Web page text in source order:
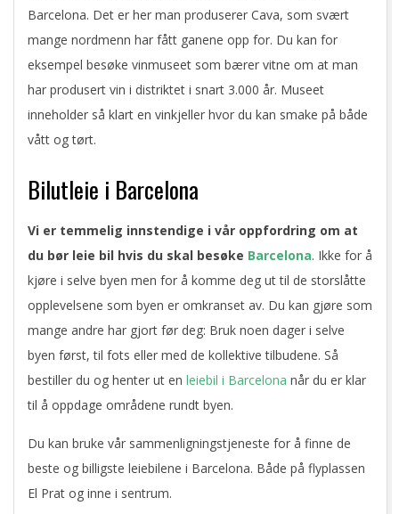
Barcelona. Det er her man produserer Cava, som svært
mange nordmenn har fått ganene opp for. Du kan for
eksempel besøke vinmuseet som bærer vitne om at man
har produsert vin i distriktet i snart 3.000 år. Museet
inneholder så klart en vinkjeller hvor du kan smake på både
vått og tørt.
Bilutleie i Barcelona
Vi er temmelig innstendige i vår oppfordring om at
du bør leie bil hvis du skal besøke Barcelona. Ikke for å
kjøre i selve byen men for å komme deg ut til de storslåtte
opplevelsene som byen er omkranset av. Du kan gjøre som
mange andre har gjort før deg: Bruk noen dager i selve
byen først, til fots eller med de kollektive tilbudene. Så
bestiller du og henter ut en leiebil i Barcelona når du er klar
til å oppdage områdene rundt byen.
Du kan bruke vår sammenligningstjeneste for å finne de
beste og billigste leiebilene i Barcelona. Både på flyplassen
El Prat og inne i sentrum.